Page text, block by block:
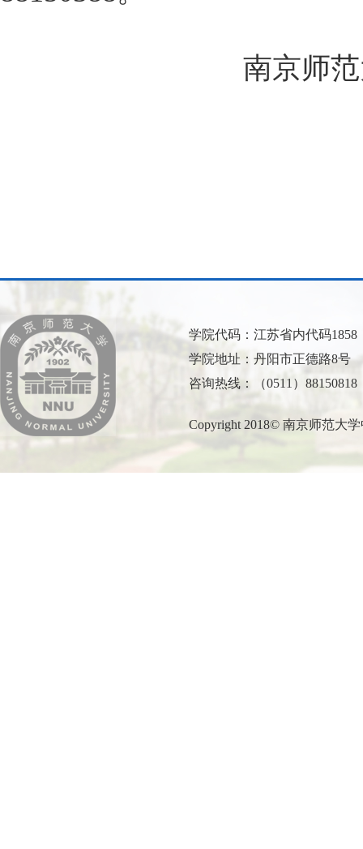
南京师
学院代码：江苏省内代码1858
学院地址：丹阳市正德路8号
咨询热线：（0511）88150818
Copyright 2018© 南京师范大